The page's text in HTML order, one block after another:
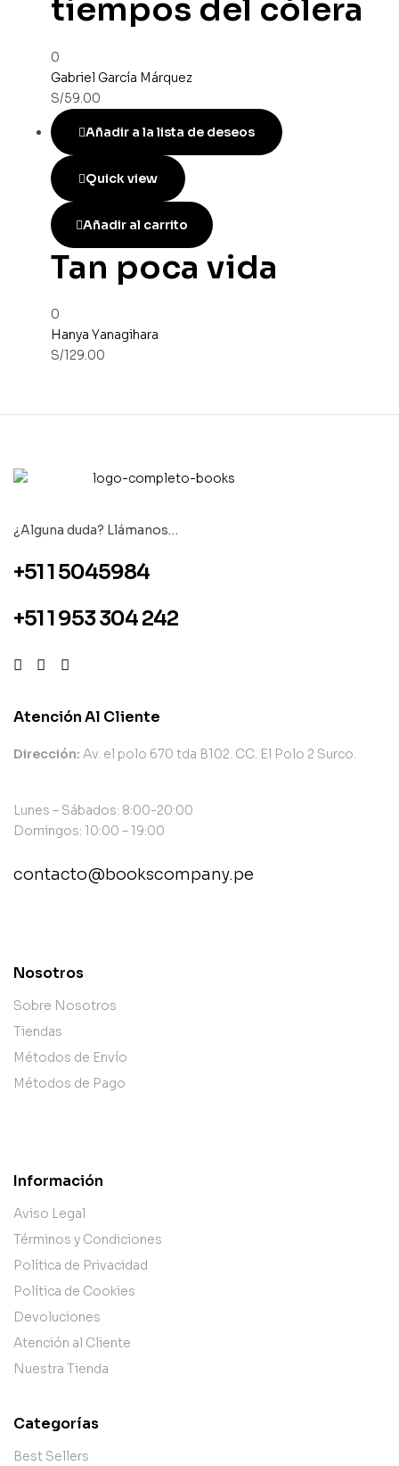
tiempos del cólera
0
Gabriel García Márquez
S/59.00
Añadir a la lista de deseos
Quick view
Añadir al carrito
Tan poca vida
0
Hanya Yanagihara
S/129.00
¿Alguna duda? Llámanos…
+51 1 5045984
+51 1 953 304 242
Atención Al Cliente
Dirección: Av. el polo 670 tda B102. CC. El Polo 2 Surco.
Lunes – Sábados: 8:00-20:00
Domingos: 10:00 – 19:00
contacto@bookscompany.pe
Nosotros
Sobre Nosotros
Tiendas
Métodos de Envío
Métodos de Pago
Información
Aviso Legal
Términos y Condiciones
Política de Privacidad
Política de Cookies
Devoluciones
Atención al Cliente
Nuestra Tienda
Categorías
Best Sellers